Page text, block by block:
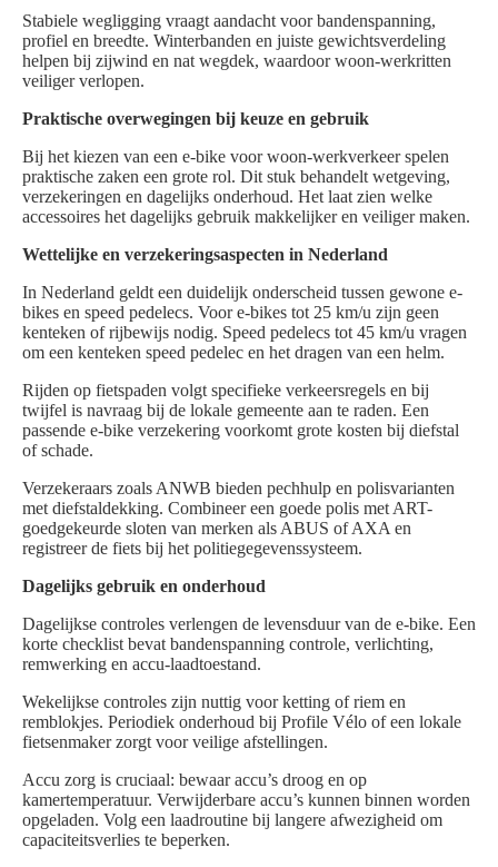
Stabiele wegligging vraagt aandacht voor bandenspanning,
profiel en breedte. Winterbanden en juiste gewichtsverdeling
helpen bij zijwind en nat wegdek, waardoor woon-werkritten
veiliger verlopen.
Praktische overwegingen bij keuze en gebruik
Bij het kiezen van een e-bike voor woon-werkverkeer spelen
praktische zaken een grote rol. Dit stuk behandelt wetgeving,
verzekeringen en dagelijks onderhoud. Het laat zien welke
accessoires het dagelijks gebruik makkelijker en veiliger maken.
Wettelijke en verzekeringsaspecten in Nederland
In Nederland geldt een duidelijk onderscheid tussen gewone e-
bikes en speed pedelecs. Voor e-bikes tot 25 km/u zijn geen
kenteken of rijbewijs nodig. Speed pedelecs tot 45 km/u vragen
om een kenteken speed pedelec en het dragen van een helm.
Rijden op fietspaden volgt specifieke verkeersregels en bij
twijfel is navraag bij de lokale gemeente aan te raden. Een
passende e-bike verzekering voorkomt grote kosten bij diefstal
of schade.
Verzekeraars zoals ANWB bieden pechhulp en polisvarianten
met diefstaldekking. Combineer een goede polis met ART-
goedgekeurde sloten van merken als ABUS of AXA en
registreer de fiets bij het politiegegevenssysteem.
Dagelijks gebruik en onderhoud
Dagelijkse controles verlengen de levensduur van de e-bike. Een
korte checklist bevat bandenspanning controle, verlichting,
remwerking en accu-laadtoestand.
Wekelijkse controles zijn nuttig voor ketting of riem en
remblokjes. Periodiek onderhoud bij Profile Vélo of een lokale
fietsenmaker zorgt voor veilige afstellingen.
Accu zorg is cruciaal: bewaar accu’s droog en op
kamertemperatuur. Verwijderbare accu’s kunnen binnen worden
opgeladen. Volg een laadroutine bij langere afwezigheid om
capaciteitsverlies te beperken.